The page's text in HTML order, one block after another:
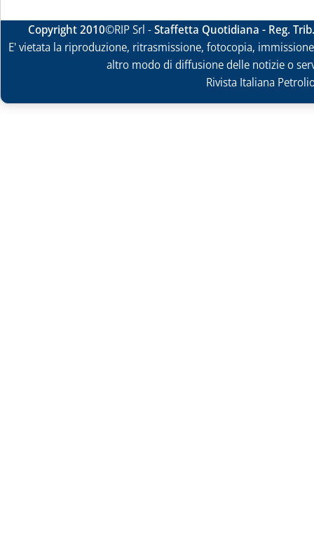
Copyright 2010©RIP Srl -Staffetta Quotidiana - Reg.
E' vietata la riproduzione, ritrasmissione, fotocopia,
altro modo di diffusione delle notizie o
Rivista Italiana